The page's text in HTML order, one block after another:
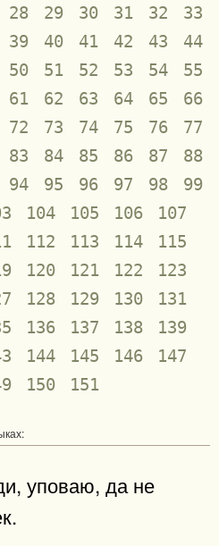
28 29 30 31 32
33
39 40 41 42 43
44
50 51 52 53 54
55
61 62 63 64 65
66
72 73 74 75 76
77
83 84 85 86 87
88
94 95 96 97 98
99
104 105 106
107
112 113 114
115
120 121 122
123
128 129 130
131
136 137 138
139
144 145 146
147
150 151
уповаю, да не